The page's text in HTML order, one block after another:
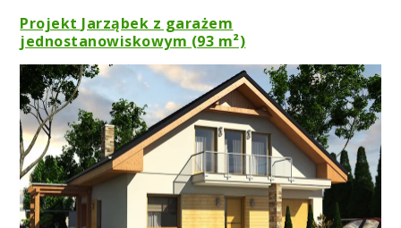
Projekt Jarząbek z garażem
jednostanowiskowym (93 m²)